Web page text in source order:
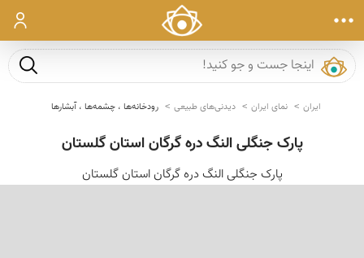
ورود
جست و
ایران نمای ایران دیدنی‌های طبیعی رودخانه‌ها ، چشمه‌ها ، آبشارها
پارک جنگلی النگ دره گرگان استان گلستان
پارک جنگلی النگ دره گرگان استان گلستان